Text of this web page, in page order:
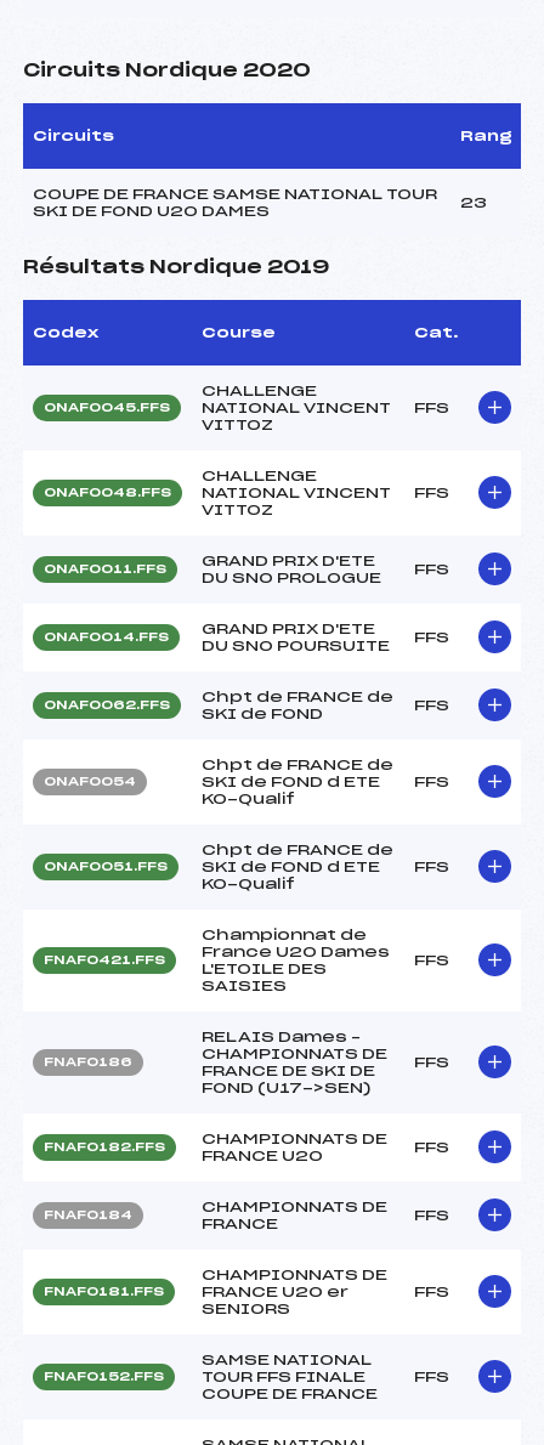
Circuits Nordique 2020
Circuits Rang
COUPE DE FRANCE SAMSE NATIONAL TOUR
SKI DE FOND U20 DAMES
23
Résultats Nordique 2019
Codex Course Cat.
ONAF0045.FFS
CHALLENGE
NATIONAL VINCENT
VITTOZ
FFS
ONAF0048.FFS
CHALLENGE
NATIONAL VINCENT
VITTOZ
FFS
ONAF0011.FFS
GRAND PRIX D'ETE
DU SNO PROLOGUE
FFS
ONAF0014.FFS
GRAND PRIX D'ETE
DU SNO POURSUITE
FFS
ONAF0062.FFS
Chpt de FRANCE de
SKI de FOND
FFS
ONAF0054
Chpt de FRANCE de
SKI de FOND d ETE
KO-Qualif
FFS
ONAF0051.FFS
Chpt de FRANCE de
SKI de FOND d ETE
KO-Qualif
FFS
FNAF0421.FFS
Championnat de
France U20 Dames
L'ETOILE DES
SAISIES
FFS
FNAF0186
RELAIS Dames –
CHAMPIONNATS DE
FRANCE DE SKI DE
FOND (U17->SEN)
FFS
FNAF0182.FFS
CHAMPIONNATS DE
FRANCE U20
FFS
FNAF0184
CHAMPIONNATS DE
FRANCE
FFS
FNAF0181.FFS
CHAMPIONNATS DE
FRANCE U20 er
SENIORS
FFS
FNAF0152.FFS
SAMSE NATIONAL
TOUR FFS FINALE
COUPE DE FRANCE
FFS